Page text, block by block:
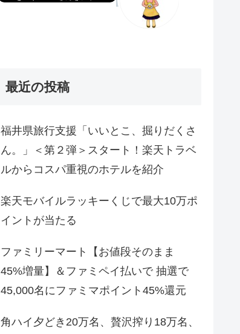
最近の投稿
福井県旅行支援「いいとこ、掘りだくさ
ん。」＜第２弾＞スタート！楽天トラベ
ルからコスパ重視のホテルを紹介
楽天モバイルラッキーくじで最大10万ポ
イントが当たる
ファミリーマート【お値段そのまま
45%増量】＆ファミペイ払いで 抽選で
45,000名にファミマポイント45%還元
角ハイ夕どき20万名、贅沢搾り18万名、